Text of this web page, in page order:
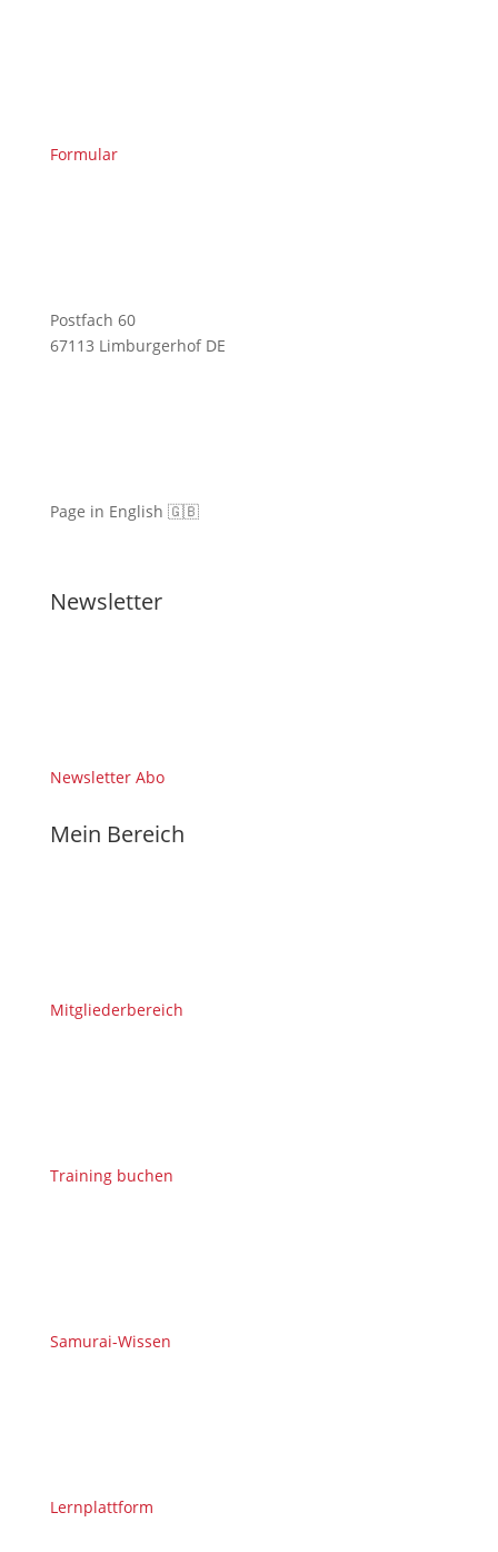
Formular
Postfach 60
67113 Limburgerhof DE
Page in English 🇬🇧
Newsletter
Newsletter Abo
Mein Bereich
Mitgliederbereich
Training buchen
Samurai-Wissen
Lernplattform